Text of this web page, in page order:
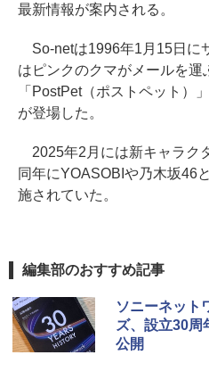
最新情報が案内される。
So-netは1996年1月15日に
はピンクのクマがメールを運
「PostPet（ポストペット）
が登場した。
2025年2月には新キャラク
同年にYOASOBIや乃木坂46
施されていた。
編集部のおすすめ記事
ソニーネット
ズ、設立30周
公開